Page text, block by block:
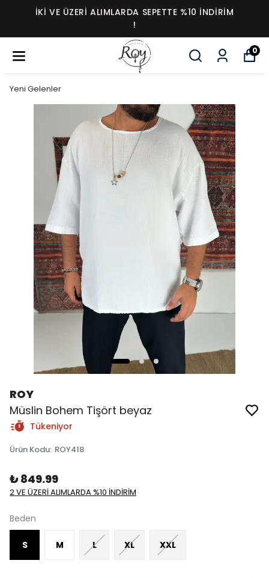
İKI VE ÜZERI ALIMLARDA SEPETTE %10 İNDIRIM
!
0
Yeni Gelenler
ROY
Müslin Bohem Tişört beyaz
Tükeniyor
Ürün Kodu: ROY418
₺ 849.99
2 VE ÜZERİ ALIMLARDA %10 İNDİRİM
Beden
S M L XL XXL